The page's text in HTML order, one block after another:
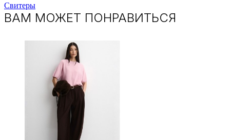
Свитеры
ВАМ МОЖЕТ ПОНРАВИТЬСЯ